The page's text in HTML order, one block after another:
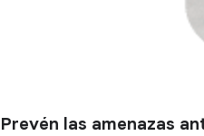
Prevén las amenazas